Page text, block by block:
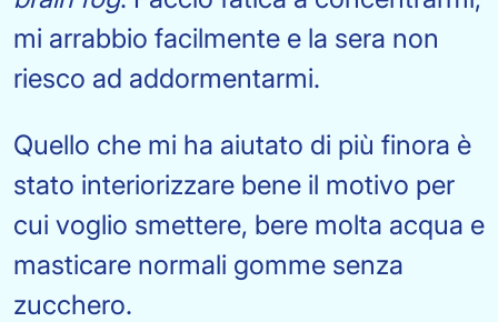
mi arrabbio facilmente e la sera non
riesco ad addormentarmi.
Quello che mi ha aiutato di più finora è
stato interiorizzare bene il motivo per
cui voglio smettere, bere molta acqua e
masticare normali gomme senza
zucchero.